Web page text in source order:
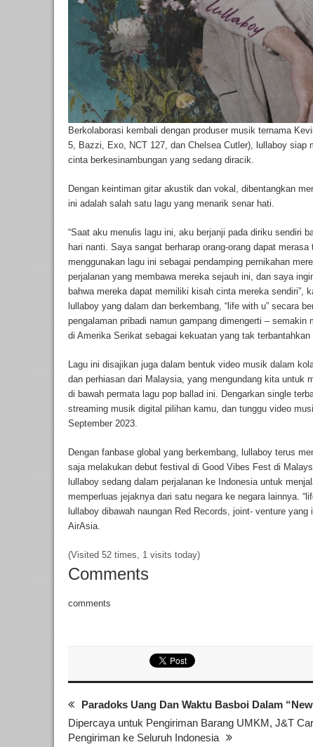
Berkolaborasi kembali dengan produser musik ternama
5, Bazzi, Exo, NCT 127, dan Chelsea Cutler), lullaboy siap
cinta berkesinambungan yang sedang diracik.
Dengan keintiman gitar akustik dan vokal, dibentangkan
ini adalah salah satu lagu yang menarik senar hati.
“Saat aku menulis lagu ini, aku berjanji pada diriku sendiri
hari nanti. Saya sangat berharap orang-orang dapat
menggunakan lagu ini sebagai pendamping pernikahan
perjalanan yang membawa mereka sejauh ini, dan saya
bahwa mereka dapat memiliki kisah cinta mereka sendiri”,
lullaboy yang dalam dan berkembang, “life with u” secara
pengalaman pribadi namun gampang dimengerti –
di Amerika Serikat sebagai kekuatan yang tak
Lagu ini disajikan juga dalam bentuk video musik dalam
dan perhiasan dari Malaysia, yang mengundang kita untuk
di bawah permata lagu pop ballad ini. Dengarkan single
streaming musik digital pilihan kamu, dan tunggu video
September 2023.
Dengan fanbase global yang berkembang, lullaboy terus
saja melakukan debut festival di Good Vibes Fest di
lullaboy sedang dalam perjalanan ke Indonesia untuk
memperluas jejaknya dari satu negara ke negara lainnya.
lullaboy dibawah naungan Red Records, joint- venture
AirAsia.
(Visited 52 times, 1 visits today)
Comments
comments
Paradoks Uang Dan Waktu Basboi Dalam
Dipercaya untuk Pengiriman Barang UMKM, J&T
Pengiriman ke Seluruh Indonesia